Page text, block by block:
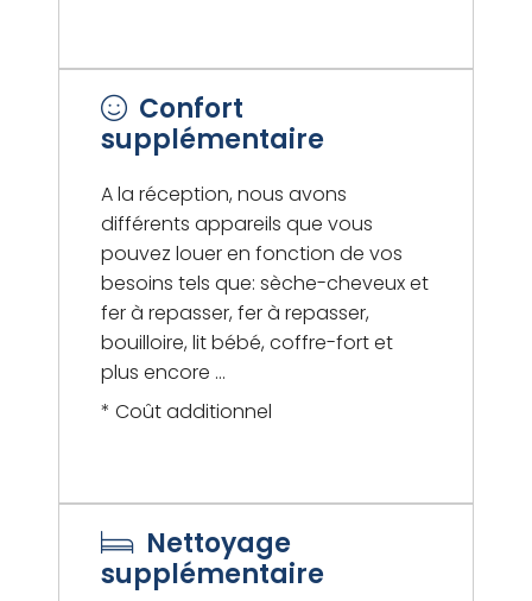
Confort
supplémentaire
A la réception, nous avons
différents appareils que vous
pouvez louer en fonction de vos
besoins tels que: sèche-cheveux et
fer à repasser, fer à repasser,
bouilloire, lit bébé, coffre-fort et
plus encore ...
* Coût additionnel
Nettoyage
supplémentaire